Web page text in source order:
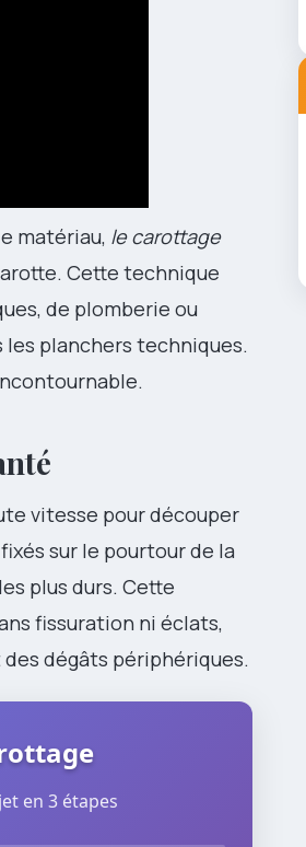
matériau, le carottage
Cette technique
de plomberie ou
les planchers techniques.
vitesse pour découper
fixés sur le pourtour de la
plus durs. Cette
fissuration ni éclats,
dégâts périphériques.
en 3 étapes